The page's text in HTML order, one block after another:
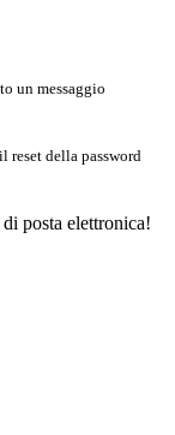
un messaggio
reset della password
posta elettronica!